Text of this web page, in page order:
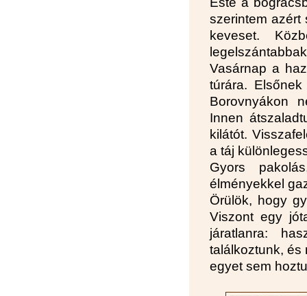
szerintem azért
keveset.
Vasárnap a
túrára.
Borovnyákon
Innen
kilátót.
a táj
Gyors
élményekkel
Örülök, hogy
Viszont egy
járatlanra:
találkoztunk, és
egyet sem